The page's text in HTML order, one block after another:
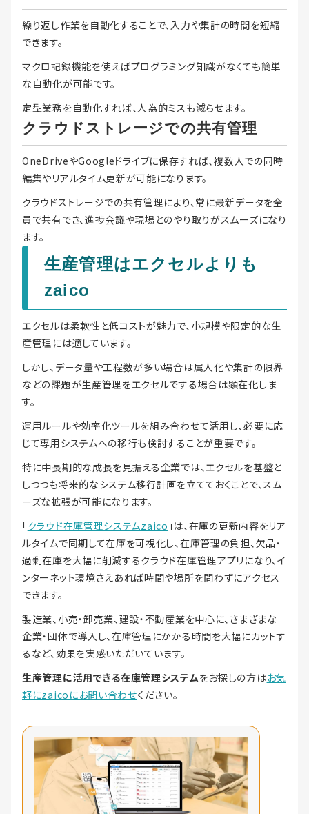
繰り返し作業を自動化することで、入力や集計の時間を短縮
できます。
マクロ記録機能を使えばプログラミング知識がなくても簡単
な自動化が可能です。
定型業務を自動化すれば、人為的ミスも減らせます。
クラウドストレージでの共有管理
OneDriveやGoogleドライブに保存すれば、複数人での同時
編集やリアルタイム更新が可能になります。
クラウドストレージでの共有管理により、常に最新データを全
員で共有でき、進捗会議や現場とのやり取りがスムーズになり
ます。
生産管理はエクセルよりも
zaico
エクセルは柔軟性と低コストが魅力で、小規模や限定的な生
産管理には適しています。
しかし、データ量や工程数が多い場合は属人化や集計の限界
などの課題が生産管理をエクセルでする場合は顕在化しま
す。
運用ルールや効率化ツールを組み合わせて活用し、必要に応
じて専用システムへの移行も検討することが重要です。
特に中長期的な成長を見据える企業では、エクセルを基盤と
しつつも将来的なシステム移行計画を立てておくことで、スム
ーズな拡張が可能になります。
「クラウド在庫管理システムzaico 」は、在庫の更新内容をリア
ルタイムで同期して在庫を可視化し、在庫管理の負担、欠品・
過剰在庫を大幅に削減するクラウド在庫管理アプリになり、イ
ンターネット環境さえあれば時間や場所を問わずにアクセス
できます。
製造業、小売・卸売業、建設・不動産業を中心に、さまざまな
企業・団体で導入し、在庫管理にかかる時間を大幅にカットす
るなど、効果を実感いただいています。
生産管理に活用できる在庫管理システムをお探しの方はお気
軽にzaicoにお問い合わせください。